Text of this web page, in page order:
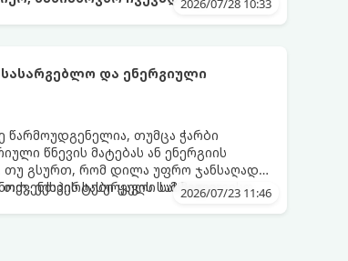
2026/07/28 10:33
და ენერგიული
წარმოუდგენელია, თუმცა ჭარბი
წნევის მატებას ან ენერგიის
თუ გსურთ, რომ დილა უფრო ჯანსაღად
ექსპერტები ყავის სამ საუკეთესო
სასურველი სასმელი:2026/07/23 11:46